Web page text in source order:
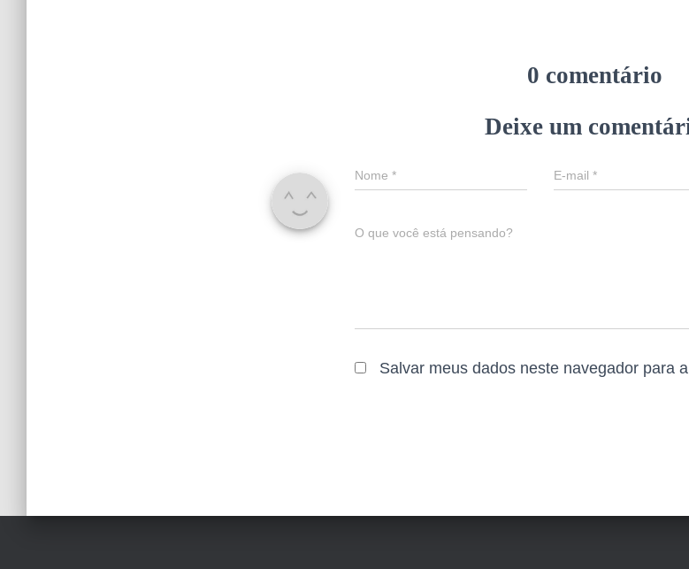
0 comentário
Deixe um
Nome * E-mail*
O que você está pensando?
Salvar meus dados neste navegador para